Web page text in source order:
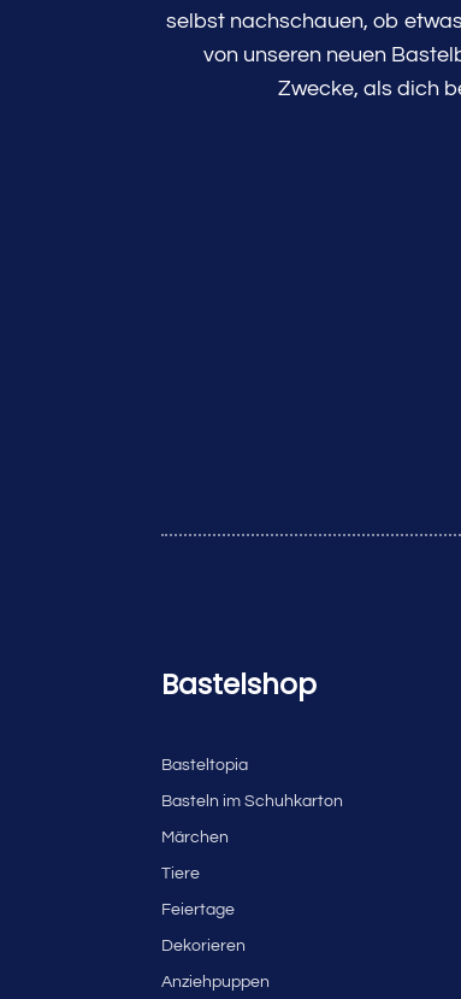
selbst nachschauen, ob
von unseren neuen
Zwecke, als dich
Bastelshop
Basteltopia
Basteln im Schuhkarton
Märchen
Tiere
Feiertage
Dekorieren
Anziehpuppen